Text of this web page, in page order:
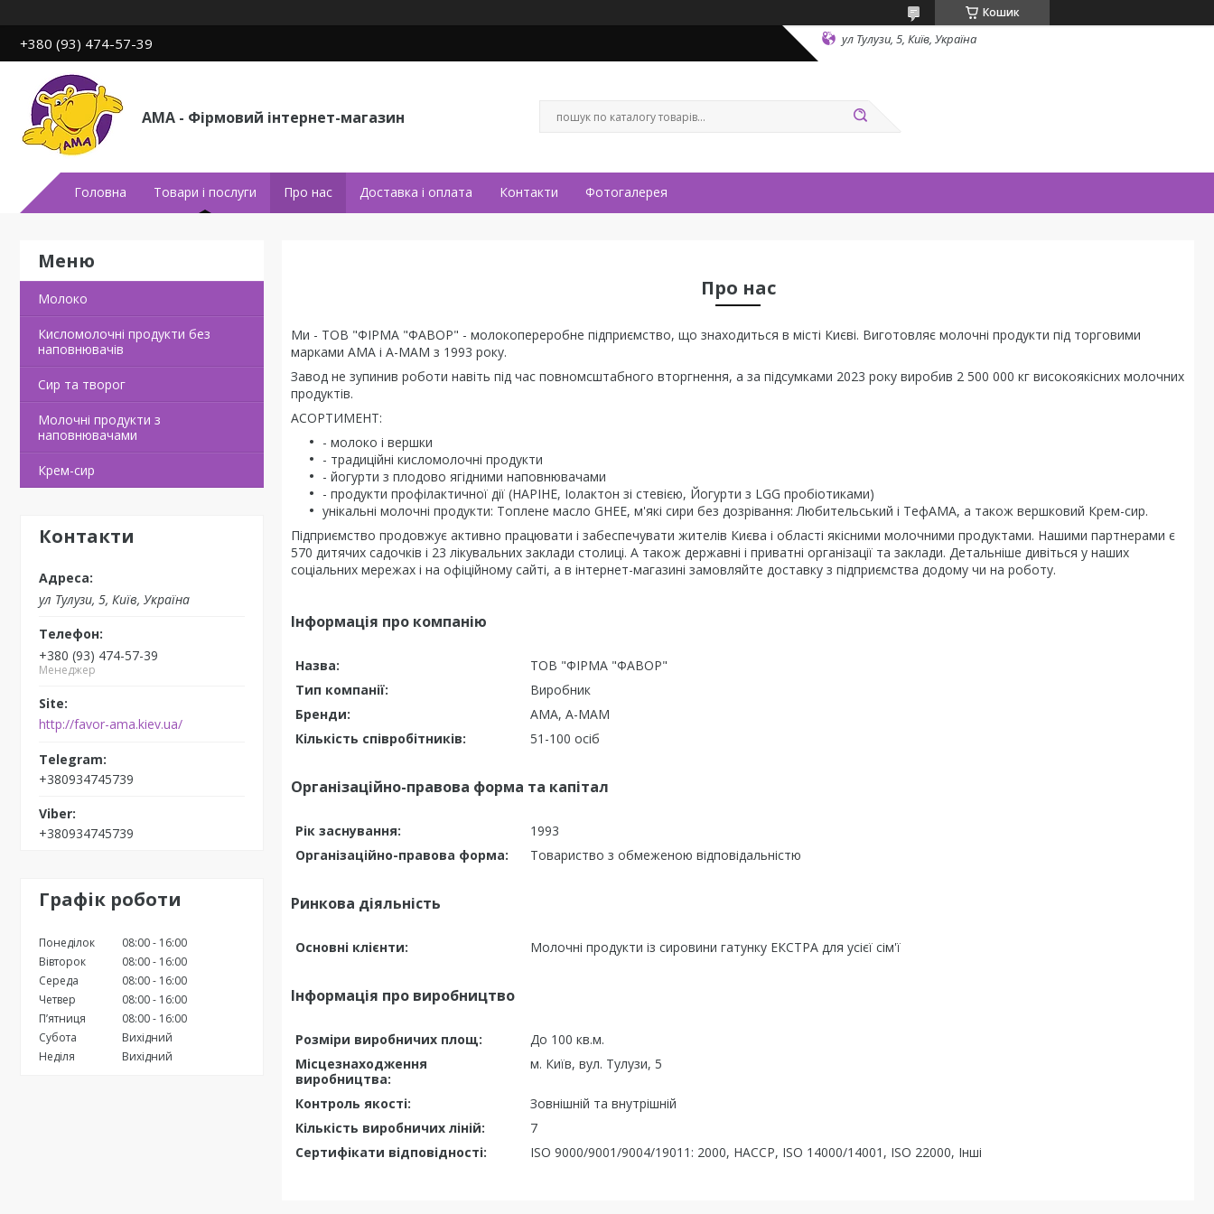
Кошик
+380 (93) 474-57-39 ул Тулузи, 5, Київ, Україна
АМА - Фірмовий інтернет-магазин
Головна Товари і послуги Про нас Доставка і оплата Контакти Фотогалерея
Молоко
Кисломолочні продукти без
наповнювачів
Сир та творог
Молочні продукти з
наповнювачами
Крем-сир
Контакти
ул Тулузи, 5, Київ, Україна
+380 (93) 474-57-39
Менеджер
http://favor-ama.kiev.ua/
+380934745739
+380934745739
Графік роботи
Понеділок 08:00
16:00
Вівторок
08:00
16:00
Середа
08:00
16:00
Четвер
08:00
16:00
Пʼятниця
08:00
16:00
Субота
Вихідний
Неділя
Вихідний
Про нас
Ми - ТОВ "ФІРМА "ФАВОР" - молокопереробне підприємство, що знаходиться в місті Києві. Виготовляє молочні продукти під торговими
марками АМА і А-МАМ з 1993 року.
Завод не зупинив роботи навіть під час повномсштабного вторгнення, а за підсумками 2023 року виробив 2 500 000 кг високоякісних молочних
продуктів.
АСОРТИМЕНТ:
- молоко і вершки
- традиційні кисломолочні продукти
- йогурти з плодово ягідними наповнювачами
- продукти профілактичної дії (НАРІНЕ, Іолактон зі стевією, Йогурти з LGG пробіотиками)
унікальні молочні продукти: Топлене масло GHEE, м'які сири без дозрівання: Любительський і ТефАМА, а також вершковий Крем-сир.
Підприємство продовжує активно працювати і забеспечувати жителів Києва і області якісними молочними продуктами. Нашими партнерами є
570 дитячих садочків і 23 лікувальних заклади столиці. А також державні і приватні організації та заклади. Детальніше дивіться у наших
соціальних мережах і на офіційному сайті, а в інтернет-магазині замовляйте доставку з підприємства додому чи на роботу.
Інформація про компанію
Назва:
ТОВ "ФІРМА "ФАВОР"
Тип компанії:
Виробник
Бренди:
АМА, А-МАМ
Кількість співробітників:
51-100 осіб
Організаційно-правова форма та капітал
Рік заснування:
1993
Організаційно-правова форма:
Товариство з обмеженою відповідальністю
Ринкова діяльність
Основні клієнти: Молочні продукти із сировини гатунку ЕКСТРА для усієї сім'ї
Інформація про виробництво
Розміри виробничих площ:
До 100 кв.м.
Місцезнаходження
виробництва:
м. Київ, вул. Тулузи, 5
Контроль якості:
Зовнішній та внутрішній
Кількість виробничих ліній:
7
Сертифікати відповідності:
ISO 9000/9001/9004/19011: 2000, HACCP, ISO 14000/14001, ISO 22000, Інші